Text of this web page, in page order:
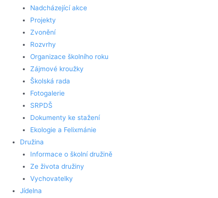
Nadcházející akce
Projekty
Zvonění
Rozvrhy
Organizace školního roku
Zájmové kroužky
Školská rada
Fotogalerie
SRPDŠ
Dokumenty ke stažení
Ekologie a Felixmánie
Družina
Informace o školní družině
Ze života družiny
Vychovatelky
Jídelna